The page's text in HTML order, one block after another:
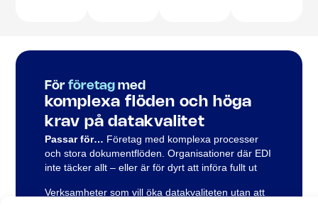
Förföretagmed
komplexa flöden och höga
krav på datakvalitet
Passar för… Företag med komplexa processer
och stora dokumentflöden. Organisationer där EDI
inte täcker allt – eller är för dyrt att införa fullt ut
Verksamheter som vill öka datakvaliteten utan att